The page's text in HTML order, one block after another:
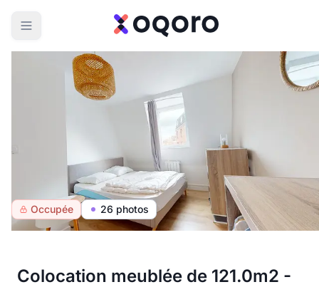
Occupée 26 photos
Colocation meublée de 121.0m2 -